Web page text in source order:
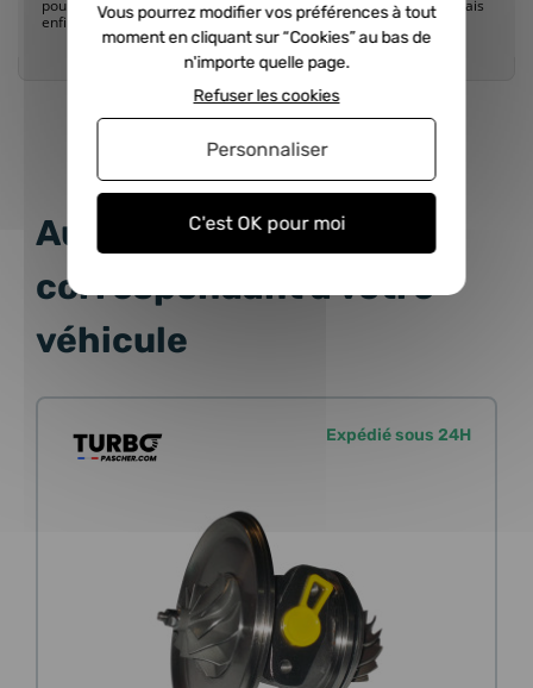
pour mettre les �crous, fonctionnement a pres essai correct. Mais
enfin satisfait quand meme ....
Autres produits
correspondant à votre
véhicule
Expédié sous 24H
Vous pourrez modifier vos préférences à tout
moment en cliquant sur “Cookies” au bas de
n'importe quelle page.
C'est OK pour moi
Refuser les cookies
Personnaliser